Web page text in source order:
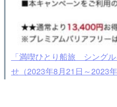
「満喫ひとり船旅 シング
せ（2023年8月21日～2023年